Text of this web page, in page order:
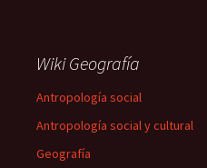
Wiki Geografía
Antropología social
Antropología social y cultural
Geografía